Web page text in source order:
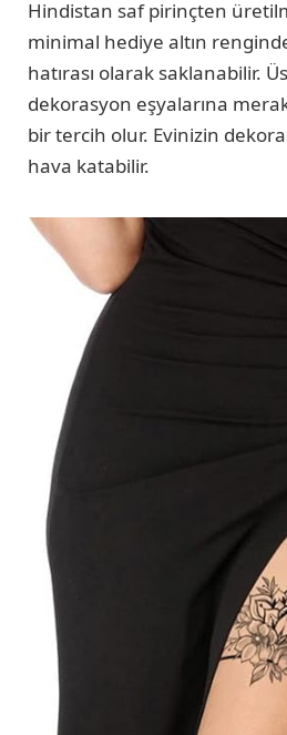
Hindistan saf pirinçten
minimal hediye altın
hatırası olarak saklanabilir.
dekorasyon eşyalarına
bir tercih olur. Evinizin
hava katabilir.